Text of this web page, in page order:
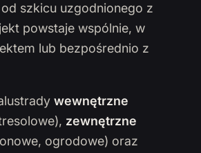
szkicu uzgodnionego z
powstaje wspólnie, w
lub bezpośrednio z
wewnętrzne
zewnętrzne
ogrodowe) oraz